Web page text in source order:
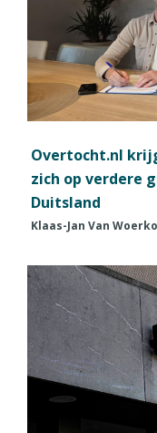
Overtocht.nl
zich op verdere
Duitsland
Klaas-Jan Van